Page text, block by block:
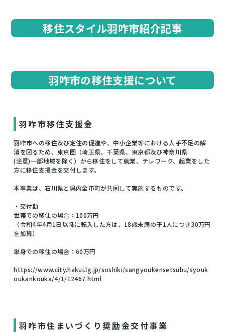
移住スタイル羽咋市紹介記事
羽咋市の移住支援について
羽咋市移住支援金
羽咋市への移住及び定住の促進や、中小企業等における人手不足の解
消を図るため、東京圏（埼玉県、千葉県、東京都及び神奈川県
(注意)一部地域を除く）から移住をして就業、テレワーク、起業をした
方に移住支援金を交付します。
本事業は、石川県と県内全市町が共同して実施するものです。
・交付額
世帯での移住の場合：100万円
（令和4年4月1日以降に転入した方は、18歳未満の子1人につき30万円
を加算）
単身での移住の場合：60万円
https://www.city.hakui.lg.jp/soshiki/sangyoukensetsubu/syouk
oukankouka/4/1/12467.html
羽咋市住まいづくり奨励金交付事業